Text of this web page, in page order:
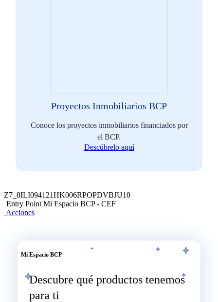
Proyectos Inmobiliarios BCP
Conoce los proyectos inmobiliarios financiados por
el BCP.
Descúbrelo aquí
Z7_8ILI094121HK006RPOPDVBJU10
Entry Point Mi Espacio BCP - CEF
Acciones
Mi Espacio BCP
Descubre qué productos tenemos
para ti